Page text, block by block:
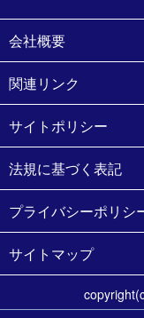
会社概要
関連リンク
サイトポリシー
法規に基づく表記
プライバシーポリシ
サイトマップ